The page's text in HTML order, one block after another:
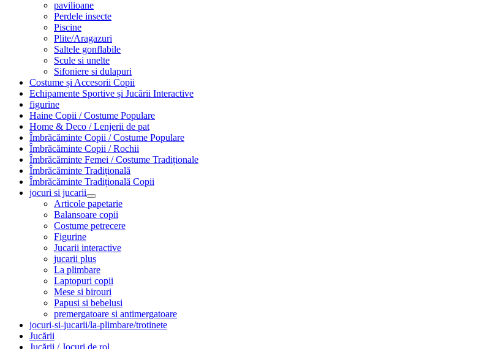
pavilioane
Perdele insecte
Piscine
Plite/Aragazuri
Saltele gonflabile
Scule si unelte
Sifoniere si dulapuri
Costume și Accesorii Copii
Echipamente Sportive și Jucării Interactive
figurine
Haine Copii / Costume Populare
Home & Deco / Lenjerii de pat
Îmbrăcăminte Copii / Costume Populare
Îmbrăcăminte Copii / Rochii
Îmbrăcăminte Femei / Costume Tradiționale
Îmbrăcăminte Tradițională
Îmbrăcăminte Tradițională Copii
jocuri si jucarii
Articole papetarie
Balansoare copii
Costume petrecere
Figurine
Jucarii interactive
jucarii plus
La plimbare
Laptopuri copii
Mese si birouri
Papusi si bebelusi
premergatoare si antimergatoare
jocuri-si-jucarii/la-plimbare/trotinete
Jucării
Jucării / Jocuri de rol